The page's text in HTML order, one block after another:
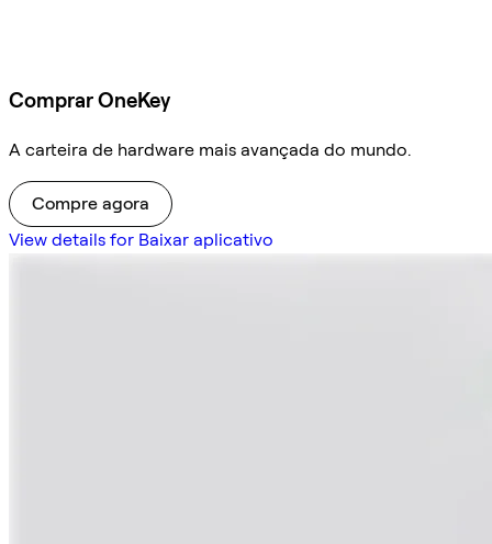
Comprar OneKey
A carteira de hardware mais avançada do mundo.
Compre agora
View details for Baixar aplicativo